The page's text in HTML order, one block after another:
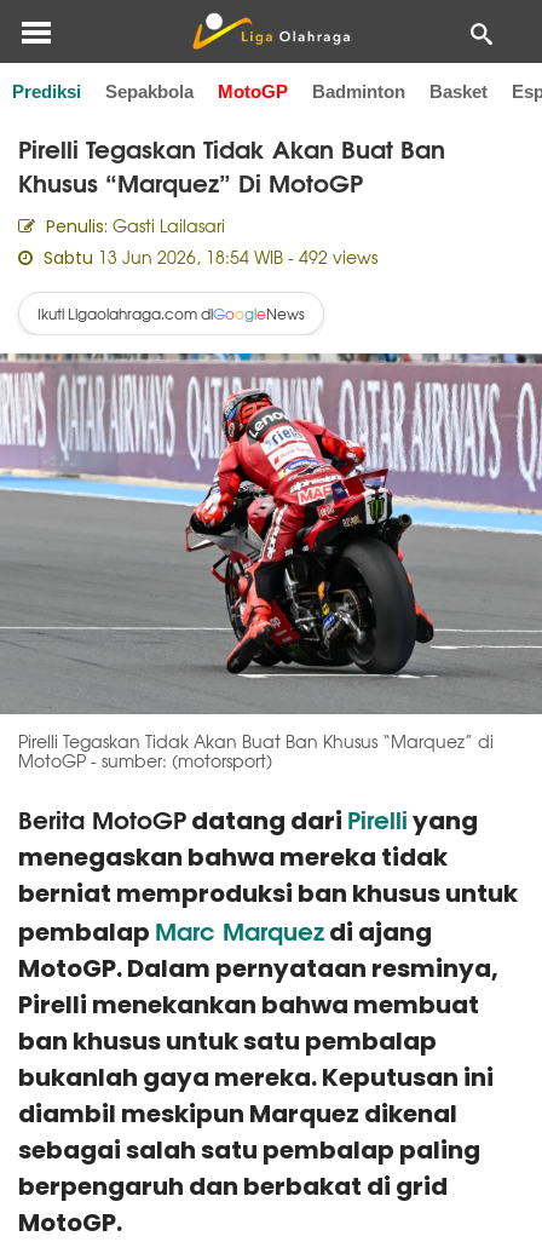
Prediksi Sepakbola MotoGP Badminton Basket
Home MotoGP
Pirelli Tegaskan Tidak Akan Buat Ban
Khusus “Marquez” Di MotoGP
Penulis: Gasti Lailasari
Sabtu 13 Jun 2026, 18:54 WIB - 492 views
Ikuti Ligaolahraga.com diGoogleNews
Pirelli Tegaskan Tidak Akan Buat Ban Khusus “Marquez” di
MotoGP - sumber: (motorsport)
Berita MotoGPdatang dari Pirelliyang
menegaskan bahwa mereka tidak
berniat memproduksi ban khusus untuk
pembalap Marc Marquezdi ajang
MotoGP. Dalam pernyataan resminya,
Pirelli menekankan bahwa membuat
ban khusus untuk satu pembalap
bukanlah gaya mereka. Keputusan ini
diambil meskipun Marquez dikenal
sebagai salah satu pembalap paling
berpengaruh dan berbakat di grid
MotoGP.